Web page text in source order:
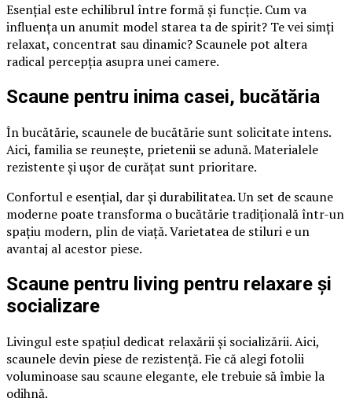
Esențial este echilibrul între formă și funcție. Cum va
influența un anumit model starea ta de spirit? Te vei simți
relaxat, concentrat sau dinamic? Scaunele pot altera
radical percepția asupra unei camere.
Scaune pentru inima casei, bucătăria
În bucătărie, scaunele de bucătărie sunt solicitate intens.
Aici, familia se reunește, prietenii se adună. Materialele
rezistente și ușor de curățat sunt prioritare.
Confortul e esențial, dar și durabilitatea. Un set de scaune
moderne poate transforma o bucătărie tradițională într-un
spațiu modern, plin de viață. Varietatea de stiluri e un
avantaj al acestor piese.
Scaune pentru living pentru relaxare și
socializare
Livingul este spațiul dedicat relaxării și socializării. Aici,
scaunele devin piese de rezistență. Fie că alegi fotolii
voluminoase sau scaune elegante, ele trebuie să îmbie la
odihnă.